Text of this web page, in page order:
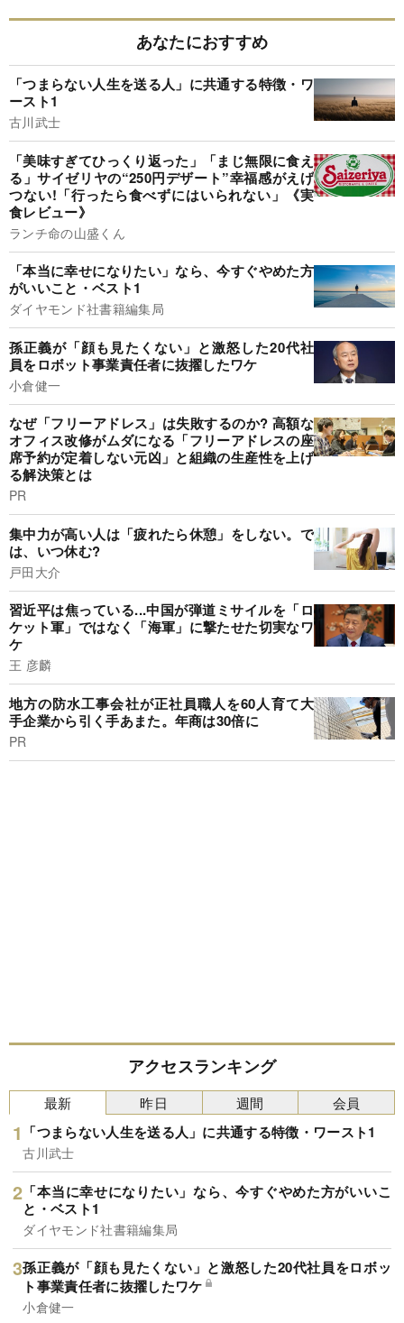
あなたにおすすめ
「つまらない人生を送る人」に共通する特徴・ワ
ースト1
古川武士
「美味すぎてひっくり返った」「まじ無限に食え
る」サイゼリヤの“250円デザート”幸福感がえげ
つない!「行ったら食べずにはいられない」《実
食レビュー》
ランチ命の山盛くん
「本当に幸せになりたい」なら、今すぐやめた方
がいいこと・ベスト1
ダイヤモンド社書籍編集局
孫正義が「顔も見たくない」と激怒した20代社
員をロボット事業責任者に抜擢したワケ
小倉健一
なぜ「フリーアドレス」は失敗するのか? 高額な
オフィス改修がムダになる「フリーアドレスの座
席予約が定着しない元凶」と組織の生産性を上げ
る解決策とは
PR
集中力が高い人は「疲れたら休憩」をしない。で
は、いつ休む?
戸田大介
習近平は焦っている...中国が弾道ミサイルを「ロ
ケット軍」ではなく「海軍」に撃たせた切実なワ
ケ
王 彦麟
地方の防水工事会社が正社員職人を60人育て大
手企業から引く手あまた。年商は30倍に
PR
アクセスランキング
最新
「つまらない人生を送る人」に共通する特徴・ワースト1
古川武士
「本当に幸せになりたい」なら、今すぐやめた方がいいこ
と・ベスト1
ダイヤモンド社書籍編集局
孫正義が「顔も見たくない」と激怒した20代社員をロボッ
ト事業責任者に抜擢したワケ
小倉健一
昨日 週間 会員